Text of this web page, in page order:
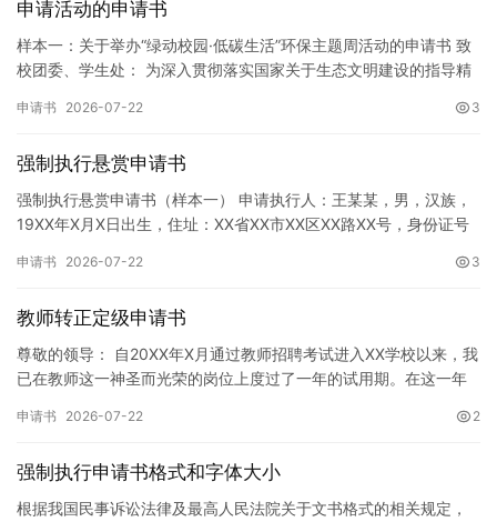
申请活动的申请书
样本一：关于举办“绿动校园·低碳生活”环保主题周活动的申请书 致
校团委、学生处： 为深入贯彻落实国家关于生态文明建设的指导精
申请书 2026-07-22 3
强制执行悬赏申请书
强制执行悬赏申请书（样本一） 申请执行人：王某某，男，汉族，
19XX年X月X日出生，住址：XX省XX市XX区XX路XX号，身份证号
申请书 2026-07-22 3
教师转正定级申请书
尊敬的领导： 自20XX年X月通过教师招聘考试进入XX学校以来，我
已在教师这一神圣而光荣的岗位上度过了一年的试用期。在这一年
申请书 2026-07-22 2
强制执行申请书格式和字体大小
根据我国民事诉讼法律及最高人民法院关于文书格式的相关规定，